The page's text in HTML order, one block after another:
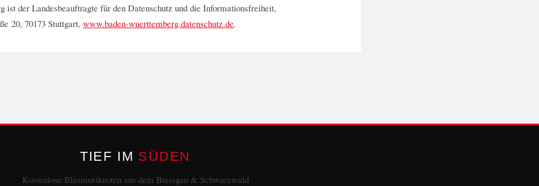
ist der Landesbeauftragte für den Datenschutz und die Informationsfreiheit,
20, 70173 Stuttgart,www.baden-wuerttemberg.datenschutz.de.
TIEF IM SÜDEN
Kostenlose Blasmusiknoten aus dem Breisgau & Schwarzwald